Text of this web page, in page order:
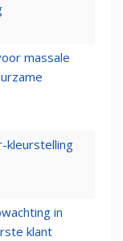
massale
kleurstelling
in
klant